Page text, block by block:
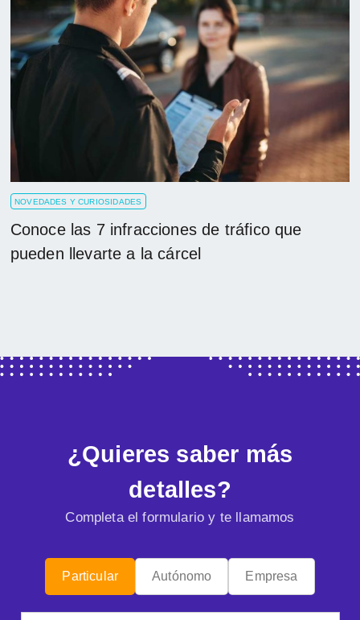
NOVEDADES Y CURIOSIDADES
Conoce las 7 infracciones de tráfico que
pueden llevarte a la cárcel
¿Quieres saber más
detalles?
Completa el formulario y te llamamos
Particular Autónomo Empresa